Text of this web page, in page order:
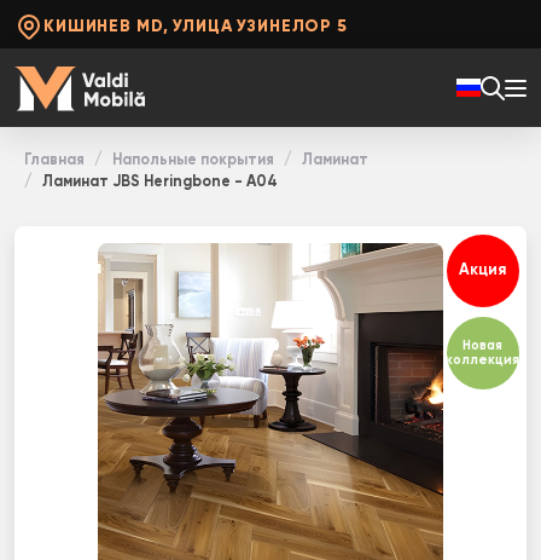
КИШИНЕВ MD, УЛИЦА УЗИНЕЛОР 5
Главная Напольные покрытия
Ламинат
Ламинат JBS Heringbone - A04
Акция
Новая
коллекция